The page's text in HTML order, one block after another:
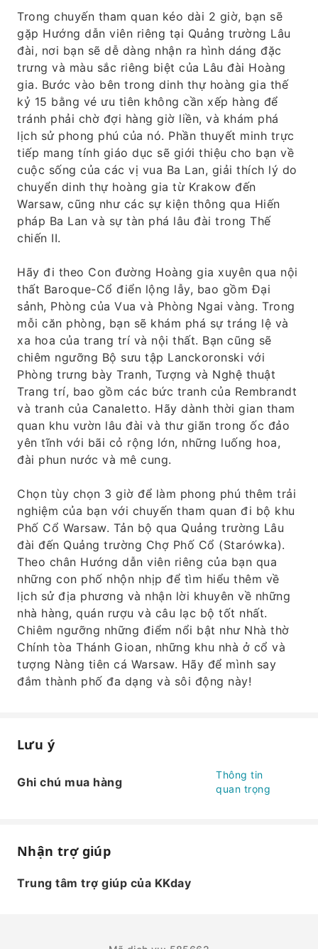
Trong chuyến tham quan kéo dài 2 giờ, bạn sẽ
gặp Hướng dẫn viên riêng tại Quảng trường Lâu
đài, nơi bạn sẽ dễ dàng nhận ra hình dáng đặc
trưng và màu sắc riêng biệt của Lâu đài Hoàng
gia. Bước vào bên trong dinh thự hoàng gia thế
kỷ 15 bằng vé ưu tiên không cần xếp hàng để
tránh phải chờ đợi hàng giờ liền, và khám phá
lịch sử phong phú của nó. Phần thuyết minh trực
tiếp mang tính giáo dục sẽ giới thiệu cho bạn về
cuộc sống của các vị vua Ba Lan, giải thích lý do
chuyển dinh thự hoàng gia từ Krakow đến
Warsaw, cũng như các sự kiện thông qua Hiến
pháp Ba Lan và sự tàn phá lâu đài trong Thế
chiến II.
Hãy đi theo Con đường Hoàng gia xuyên qua nội
thất Baroque-Cổ điển lộng lẫy, bao gồm Đại
sảnh, Phòng của Vua và Phòng Ngai vàng. Trong
mỗi căn phòng, bạn sẽ khám phá sự tráng lệ và
xa hoa của trang trí và nội thất. Bạn cũng sẽ
chiêm ngưỡng Bộ sưu tập Lanckoronski với
Phòng trưng bày Tranh, Tượng và Nghệ thuật
Trang trí, bao gồm các bức tranh của Rembrandt
và tranh của Canaletto. Hãy dành thời gian tham
quan khu vườn lâu đài và thư giãn trong ốc đảo
yên tĩnh với bãi cỏ rộng lớn, những luống hoa,
đài phun nước và mê cung.
Chọn tùy chọn 3 giờ để làm phong phú thêm trải
nghiệm của bạn với chuyến tham quan đi bộ khu
Phố Cổ Warsaw. Tản bộ qua Quảng trường Lâu
đài đến Quảng trường Chợ Phố Cổ (Starówka).
Theo chân Hướng dẫn viên riêng của bạn qua
những con phố nhộn nhịp để tìm hiểu thêm về
lịch sử địa phương và nhận lời khuyên về những
nhà hàng, quán rượu và câu lạc bộ tốt nhất.
Chiêm ngưỡng những điểm nổi bật như Nhà thờ
Chính tòa Thánh Gioan, những khu nhà ở cổ và
tượng Nàng tiên cá Warsaw. Hãy để mình say
đắm thành phố đa dạng và sôi động này!
Lưu ý
Ghi chú mua hàng
Thông tin
quan trọng
Nhận trợ giúp
Trung tâm trợ giúp của KKday